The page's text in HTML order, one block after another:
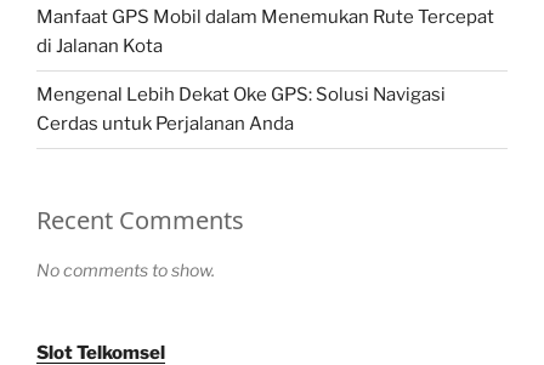
Manfaat GPS Mobil dalam Menemukan Rute Tercepat
di Jalanan Kota
Mengenal Lebih Dekat Oke GPS: Solusi Navigasi
Cerdas untuk Perjalanan Anda
Recent Comments
No comments to show.
Slot Telkomsel